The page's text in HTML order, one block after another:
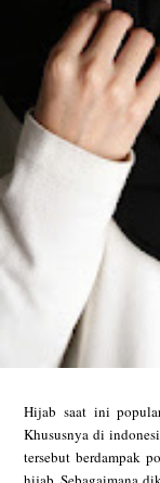
Hijab saat ini
Khususnya di
tersebut berdampak